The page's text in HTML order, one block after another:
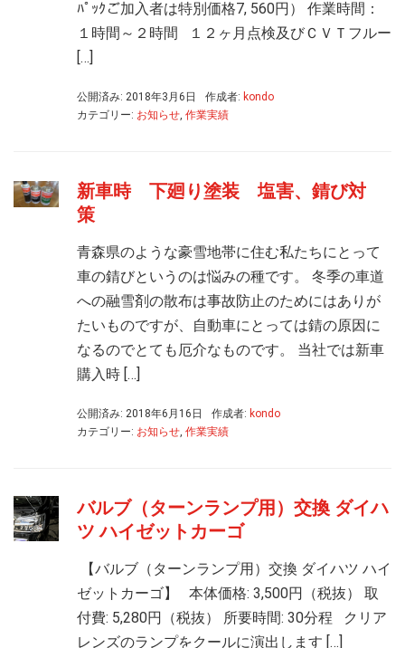
ﾊﾟｯｸご加入者は特別価格7, 560円） 作業時間：
１時間～２時間 １２ヶ月点検及びＣＶＴフルー
[…]
公開済み: 2018年3月6日 作成者: kondo
カテゴリー: お知らせ, 作業実績
新車時 下廻り塗装 塩害、錆び対
策
青森県のような豪雪地帯に住む私たちにとって
車の錆びというのは悩みの種です。 冬季の車道
への融雪剤の散布は事故防止のためにはありが
たいものですが、自動車にとっては錆の原因に
なるのでとても厄介なものです。 当社では新車
購入時 […]
公開済み: 2018年6月16日 作成者: kondo
カテゴリー: お知らせ, 作業実績
バルブ（ターンランプ用）交換 ダイハ
ツ ハイゼットカーゴ
【バルブ（ターンランプ用）交換 ダイハツ ハイ
ゼットカーゴ】 本体価格: 3,500円（税抜） 取
付費: 5,280円（税抜） 所要時間: 30分程 クリア
レンズのランプをクールに演出します […]